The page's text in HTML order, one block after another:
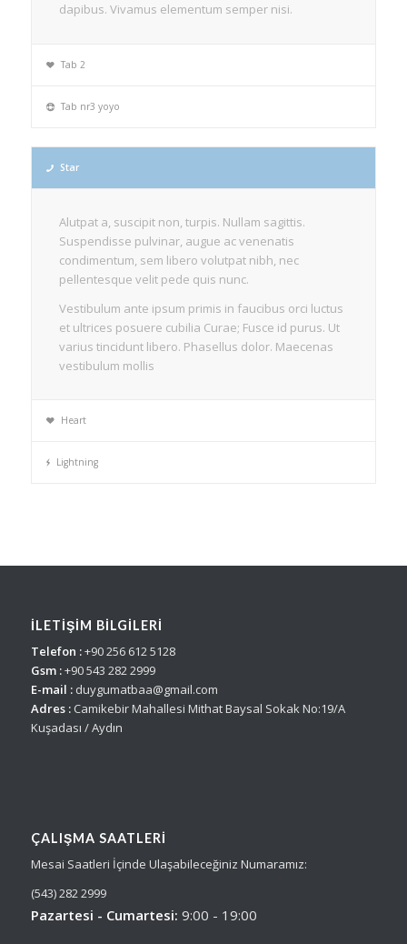
dapibus. Vivamus elementum semper nisi.
Tab 2
Tab nr3 yoyo
Star
Alutpat a, suscipit non, turpis. Nullam sagittis.
Suspendisse pulvinar, augue ac venenatis
condimentum, sem libero volutpat nibh, nec
pellentesque velit pede quis nunc.
Vestibulum ante ipsum primis in faucibus orci luctus
et ultrices posuere cubilia Curae; Fusce id purus. Ut
varius tincidunt libero. Phasellus dolor. Maecenas
vestibulum mollis
Heart
Lightning
İLETİŞİM BİLGİLERİ
Telefon :+90 256 612 5128
Gsm :+90 543 282 2999
E-mail :duygumatbaa@gmail.com
Adres :Camikebir Mahallesi Mithat Baysal Sokak No:19/A
Kuşadası / Aydın
ÇALIŞMA SAATLERI
Mesai Saatleri İçinde Ulaşabileceğiniz Numaramız:
(543) 282 2999
Pazartesi - Cumartesi: 9:00 - 19:00